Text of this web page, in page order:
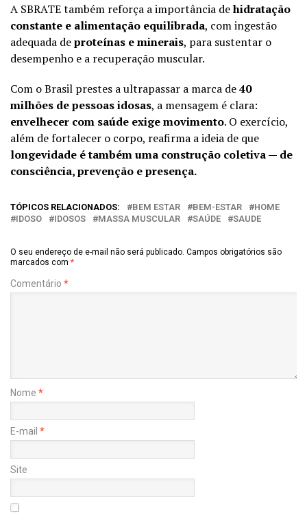
A SBRATE também reforça a importância dehidratação
constante e alimentação equilibrada, com ingestão
adequada deproteínas e minerais, para sustentar o
desempenho e a recuperação muscular.
Com o Brasil prestes a ultrapassar a marca de40
milhões de pessoas idosas, a mensagem é clara:
envelhecer com saúde exige movimento. O exercício,
além de fortalecer o corpo, reafirma a ideia de que
longevidade é também uma construção coletiva — de
consciência, prevenção e presença.
TÓPICOS RELACIONADOS: BEM ESTAR BEM-ESTAR
HOME
IDOSO
IDOSOS MASSA MUSCULAR SAÚDE SAUDE
O seu endereço de e-mail não será publicado. Campos obrigatórios são
marcados com *
Comentário *
Nome *
E-mail *
Site